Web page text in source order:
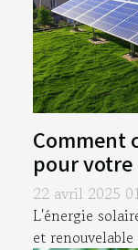
Comment
pour
22 avril 2025
L'énergie
et